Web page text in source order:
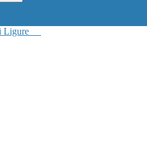
Ligure